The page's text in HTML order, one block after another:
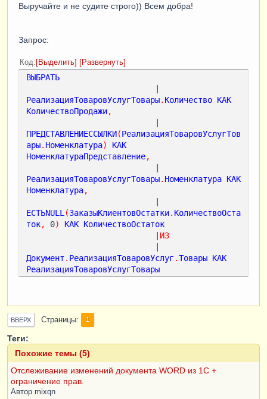
Выручайте и не судите строго)) Всем добра!
Запрос:
Код Выделить Развернуть
ВЫБРАТЬ
РеализацияТоваровУслугТовары. Количество КАК
КоличествоПродажи,
ПРЕДСТАВЛЕНИЕССЫЛКИ(РеализацияТоваровУслугТов
ары. Номенклатура)
КАК
НоменклатураПредставление,
РеализацияТоваровУслугТовары. Номенклатура КАК
Номенклатура,
ЕСТЬNULL (ЗаказыКлиентовОстатки. КоличествоОста
ток, 0) КАК КоличествоОстаток
ИЗ
Документ . РеализацияТоваровУслуг .Товары КАК
РеализацияТоваровУслугТовары
КАК
ЗаказыКлиентовОстатки
|
РеализацияТоваровУслугТовары
=
ЗаказыКлиентовОстатки
|
РеализацияТоваровУслугТовары
ЗаказыКлиентовОстатки
ВВЕРХ Страницы 1
Теги:
Похожие темы (5)
Отслеживание изменений документа WORD из 1С +
ограничение прав.
Автор mixqn